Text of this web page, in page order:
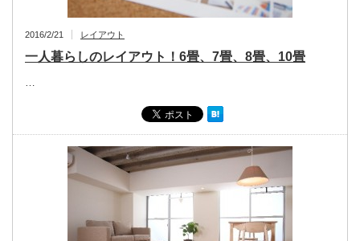
2016/2/21 レイアウト
一人暮らしのレイアウト！6畳、7畳、8畳、10畳
…